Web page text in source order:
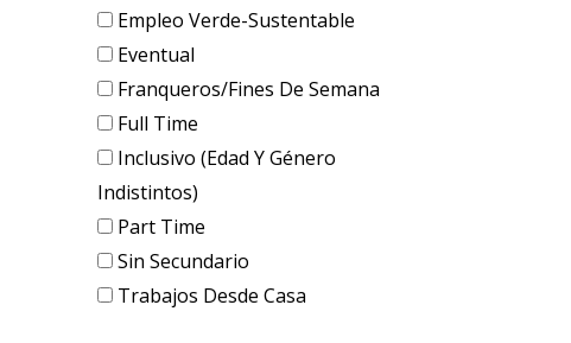
Empleo Verde-Sustentable
Eventual
Franqueros/Fines De Semana
Full Time
Inclusivo (edad Y Género
Indistintos)
Part Time
Sin Secundario
Trabajos Desde Casa